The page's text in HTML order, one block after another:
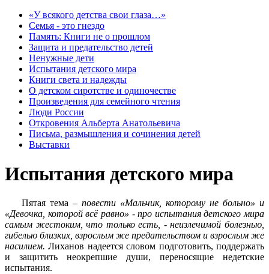
«У всякого детства свои глаза…»
Семья - это гнездо
Память: Книги не о прошлом
Защита и предательство детей
Ненужные дети
Испытания детского мира
Книги света и надежды
О детском сиротстве и одиночестве
Произведения для семейного чтения
Люди России
Откровения Альберта Анатольевича
Письма, размышления и сочинения детей
Выставки
Испытания детского мира
Пятая тема – повести «Мальчик, которому не больно» и
«Девочка, которой всё равно» - про испытания детского мира
самым жестоким, что только есть, - неизлечимой болезнью,
гибелью близких, взрослым же предательством и взрослым же
насилием. Лиханов надеется словом подготовить, поддержать
и защитить неокрепшие души, переносящие недетские
испытания.